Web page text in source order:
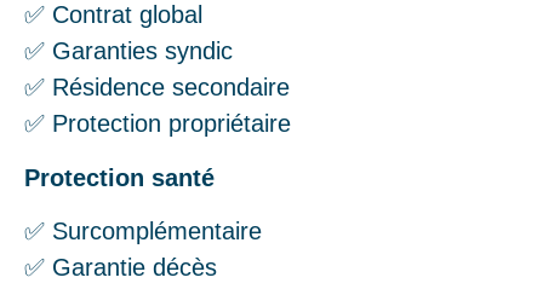
✅ Contrat global
✅ Garanties syndic
✅ Résidence secondaire
✅ Protection propriétaire
Protection santé
✅ Surcomplémentaire
✅ Garantie décès